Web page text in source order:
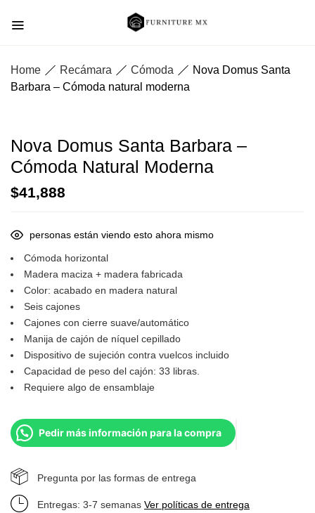
Home Recámara Cómoda
Nova Domus Santa
Barbara – Cómoda natural moderna
Nova Domus Santa Barbara –
Cómoda Natural Moderna
$41,888
personas están viendo esto ahora mismo
Cómoda horizontal
Madera maciza + madera fabricada
Color: acabado en madera natural
Seis cajones
Cajones con cierre suave/automático
Manija de cajón de níquel cepillado
Dispositivo de sujeción contra vuelcos incluido
Capacidad de peso del cajón: 33 libras.
Requiere algo de ensamblaje
Pedir más información para la compra
Pregunta por las formas de entrega
Entregas: 3-7 semanas Ver políticas de entrega